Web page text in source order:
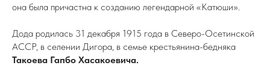
она была причастна к созданию легендарной «Катюши».
Дода родилась 31 декабря 1915 года в Северо-Осетинской
АССР, в селении Дигора, в семье крестьянина-бедняка
Такоева Гапбо Хасакоевича.